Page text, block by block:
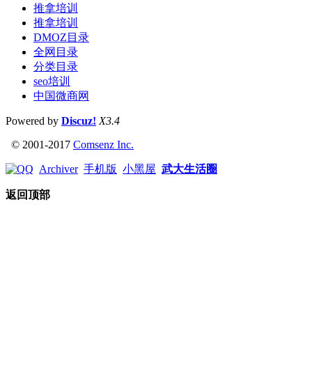
推拿培训
推拿培训
DMOZ目录
全网目录
分类目录
seo培训
中国微商网
Powered by Discuz! X3.4
© 2001-2017 Comsenz Inc.
Archiver 手机版 小黑屋 武大生活圈
返回顶部